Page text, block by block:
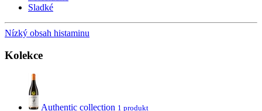
Sladké
Nízký obsah histaminu
Kolekce
Authentic collection 1 produkt